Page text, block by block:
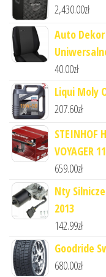
2,430.00zł
Auto
40.00zł
Liqui Moly
207.60zł
STEINHOF
VOYAGER
659.00zł
Nty
2013
142.99zł
Goodride
680.00zł